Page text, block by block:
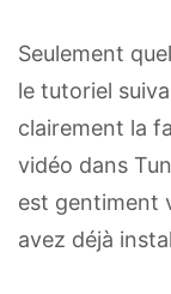
Seulement
le tutoriel
clairement la
vidéo dans
est gentiment
avez déjà